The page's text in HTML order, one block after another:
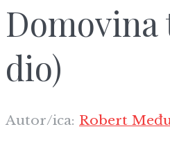
Domovina
dio)
Autor/ica: Robert